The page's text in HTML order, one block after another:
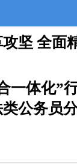
坚 全面
一体化”
公务员